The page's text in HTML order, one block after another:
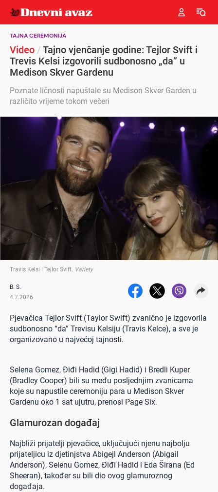
TAJNA CEREMONIJA
Video / Tajno vjenčanje godine: Tejlor Svift i
Trevis Kelsi izgovorili sudbonosno „da” u
Medison Skver Gardenu
Poznate ličnosti napuštale su Medison Skver Garden u
različito vrijeme tokom večeri
Travis Kelsi i Tejlor Svift. Variety
B. S.
4.7.2026
Pjevačica Tejlor Svift (Taylor Swift) zvanično je izgovorila
sudbonosno “da” Trevisu Kelsiju (Travis Kelce), a sve je
organizovano u najvećoj tajnosti.
Selena Gomez, Điđi Hadid (Gigi Hadid) i Bredli Kuper
(Bradley Cooper) bili su među posljednjim zvanicama
koje su napustile ceremoniju para u Medison Skver
Gardenu oko 1 sat ujutru, prenosi Page Six.
Glamurozan događaj
Najbliži prijatelji pjevačice, uključujući njenu najbolju
prijateljicu iz djetinjstva Abigejl Anderson (Abigail
Anderson), Selenu Gomez, Điđi Hadid i Eda Širana (Ed
Sheeran), također su bili dio ovog glamuroznog
događaja.